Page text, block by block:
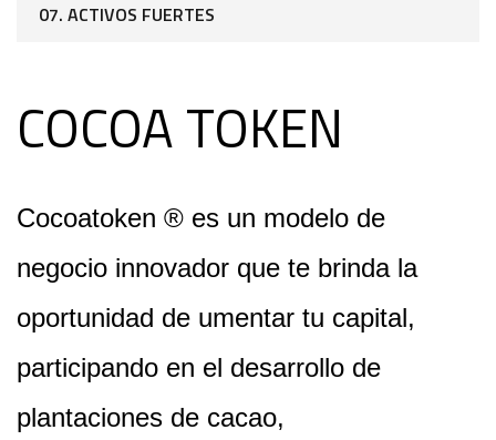
07. ACTIVOS FUERTES
COCOA TOKEN
Cocoatoken ® es un modelo de
negocio innovador que te brinda la
oportunidad de umentar tu capital,
participando en el desarrollo de
plantaciones de cacao,